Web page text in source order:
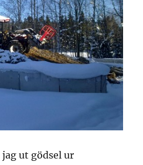
jag ut gödsel ur